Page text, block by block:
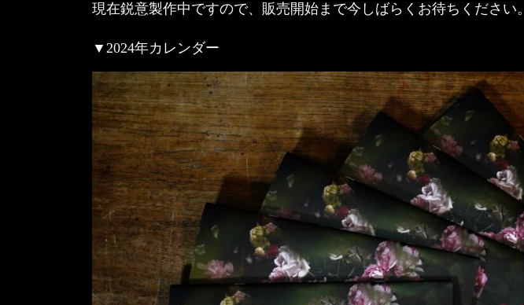
現在鋭意製作中ですので、販売開始まで今しばらくお待ちください。
▼2024年カレンダー